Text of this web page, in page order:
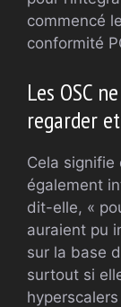
commencé
conformité
Les OSC
regarder
Cela
également
dit-elle, «
auraient pu
sur la base
surtout si
hyperscalers